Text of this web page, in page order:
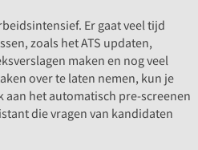
Er gaat veel tijd
zoals het ATS updaten,
maken en nog veel
over te laten nemen, kun je
het automatisch pre-screenen
die vragen van kandidaten